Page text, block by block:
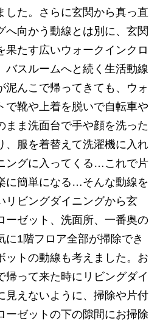
した。さらに玄関から真っ直
へ向かう動線とは別に、玄関
果たす広いウォークインクロ
バスルームへと続く生活動線
泥んこで帰ってきても、ウォ
で靴や上着を脱いで自転車や
まま洗面台で手や顔を洗った
、服を着替えて洗濯機に入れ
ングに入ってくる…これで片
に簡単になる…そんな動線を
リビングダイニングから玄
ーゼット、洗面所、一番奥の
に1階フロア全部が掃除でき
ットの動線も考えました。お
帰って来た時にリビングダイ
見えないように、掃除や片付
ーゼットの下の隙間にお掃除